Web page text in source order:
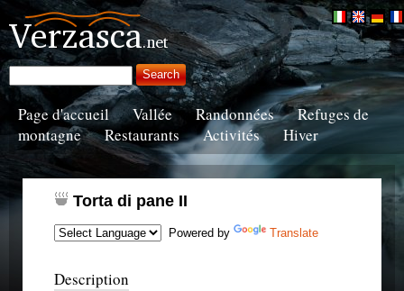
Page d'accueil Vallée Randonnées
Refuges de
montagne
Restaurants Activités Hiver
Torta di pane II
Powered by Translate
Description